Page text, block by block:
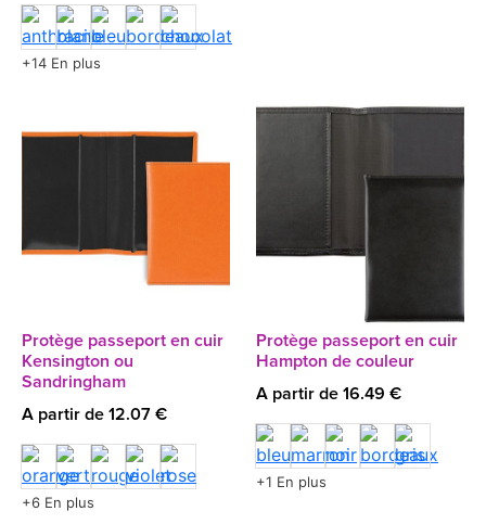
+14 En plus
Protège passeport en cuir
Kensington ou
Sandringham
A partir de 12.07 €
+6 En plus
Protège passeport en cuir
Hampton de couleur
A partir de 16.49 €
+1 En plus